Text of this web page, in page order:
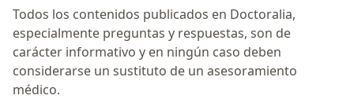
Todos los contenidos publicados en Doctoralia,
especialmente preguntas y respuestas, son de
carácter informativo y en ningún caso deben
considerarse un sustituto de un asesoramiento
médico.